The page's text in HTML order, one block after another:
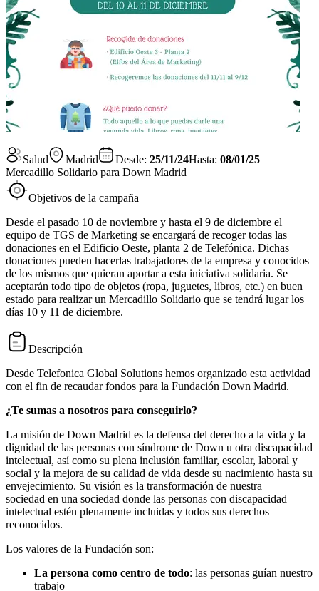
Salud Madrid Desde: 25/11/24Hasta: 08/01/25
Mercadillo Solidario para Down Madrid
Objetivos de la campaña
Desde el pasado 10 de noviembre y hasta el 9 de diciembre el
equipo de TGS de Marketing se encargará de recoger todas las
donaciones en el Edificio Oeste, planta 2 de Telefónica. Dichas
donaciones pueden hacerlas trabajadores de la empresa y conocidos
de los mismos que quieran aportar a esta iniciativa solidaria. Se
aceptarán todo tipo de objetos (ropa, juguetes, libros, etc.) en buen
estado para realizar un Mercadillo Solidario que se tendrá lugar los
días 10 y 11 de diciembre.
Descripción
Desde Telefonica Global Solutions hemos organizado esta actividad
con el fin de recaudar fondos para la Fundación Down Madrid.
¿Te sumas a nosotros para conseguirlo?
La misión de Down Madrid es la defensa del derecho a la vida y la
dignidad de las personas con síndrome de Down u otra discapacidad
intelectual, así como su plena inclusión familiar, escolar, laboral y
social y la mejora de su calidad de vida desde su nacimiento hasta su
envejecimiento. Su visión es la transformación de nuestra
sociedad en una sociedad donde las personas con discapacidad
intelectual estén plenamente incluidas y todos sus derechos
reconocidos.
Los valores de la Fundación son:
La persona como centro de todo: las personas guían nuestro
trabajo